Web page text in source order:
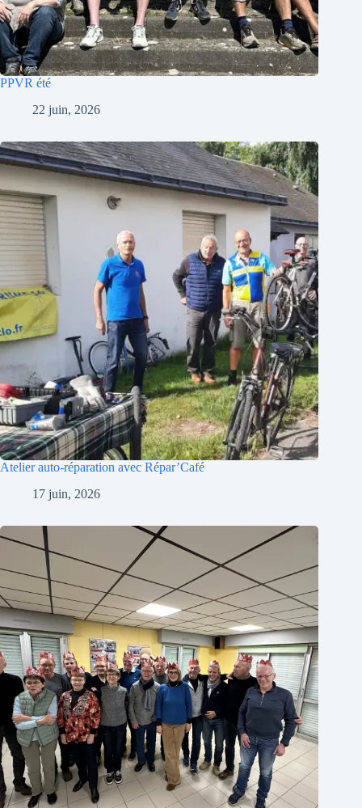
PPVR été
22 juin, 2026
Atelier auto-réparation avec Répar’Café
17 juin, 2026